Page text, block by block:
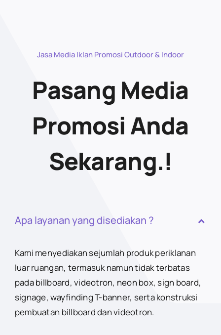
Jasa Media Iklan Promosi Outdoor & Indoor
Pasang Media
Promosi Anda
Sekarang.!
Apa layanan yang disediakan ?
Kami menyediakan sejumlah produk periklanan
luar ruangan, termasuk namun tidak terbatas
pada billboard, videotron, neon box, sign board,
signage, wayfinding T-banner, serta konstruksi
pembuatan billboard dan videotron.